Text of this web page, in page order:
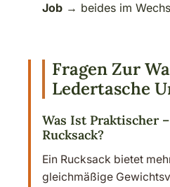
Job → beides im
Fragen Zur
Ledertasche
Was Ist Praktischer
Rucksack?
Ein Rucksack bietet
gleichmäßige